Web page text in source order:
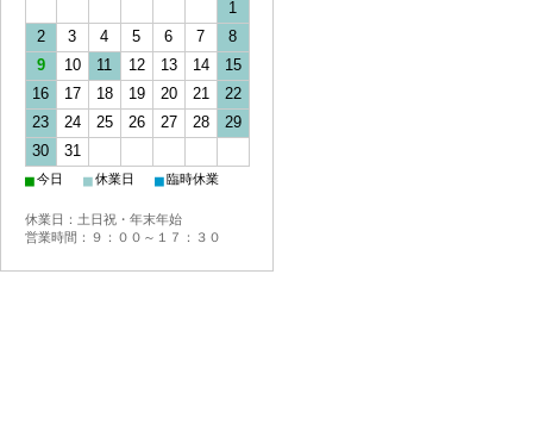
1
2
3 4 5 6 7
8
9
10 11 12 13 14
15
16
17 18 19 20 21
22
23
24 25 26 27 28
29
30
31
■今日 ■休業日 ■臨時休業
休業日：土日祝・年末年始
営業時間：９：００～１７：３０